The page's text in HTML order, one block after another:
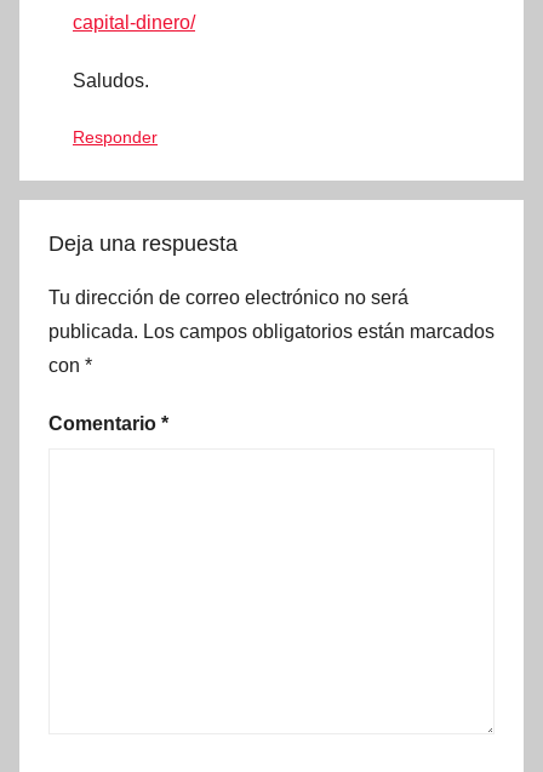
capital-dinero/
Saludos.
Responder
Deja una respuesta
Tu dirección de correo electrónico no será
publicada. Los campos obligatorios están marcados
con *
Comentario *